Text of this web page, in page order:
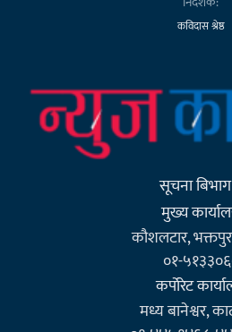
कविदास श्रेष्ठ
सूचना
मुख्य
कौशलटार,
०१-
कर्पाेरेट
मध्य बानेश्वर,